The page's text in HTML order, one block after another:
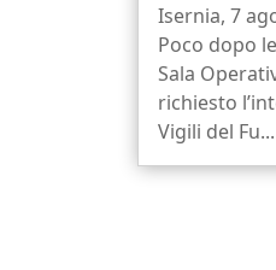
Isernia, 7
Poco dopo
Sala
richiesto
Vigili del Fu...